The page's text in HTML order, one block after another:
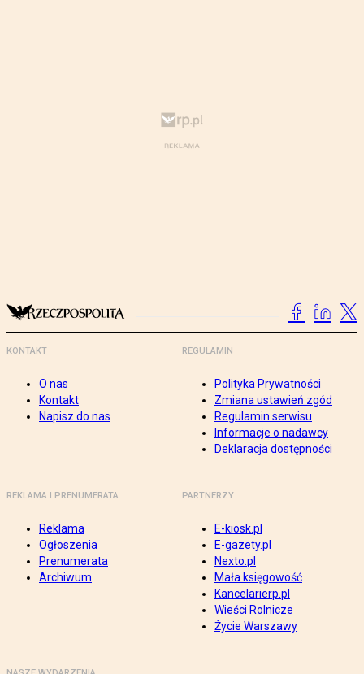
KONTAKT
O nas
Kontakt
Napisz do nas
REGULAMIN
Polityka Prywatności
Zmiana ustawień zgód
Regulamin serwisu
Informacje o nadawcy
Deklaracja dostępności
REKLAMA I PRENUMERATA
Reklama
Ogłoszenia
Prenumerata
Archiwum
PARTNERZY
E-kiosk.pl
E-gazety.pl
Nexto.pl
Mała księgowość
Kancelarierp.pl
Wieści Rolnicze
Życie Warszawy